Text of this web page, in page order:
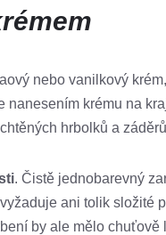
nebo vanilkový
nanesením krému na
hrbolků a
. Čistě jednobarevný
ani tolik složité
by ale mělo